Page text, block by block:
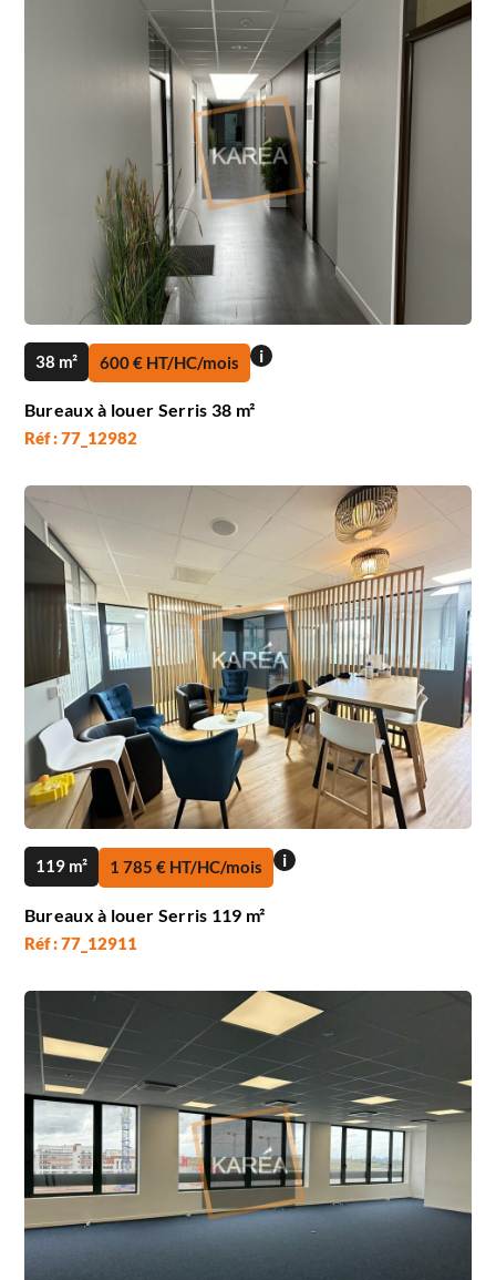
38 m² 600 € HT/HC/mois i
Bureaux à louer Serris 38 m²
Réf : 77_12982
119 m² 1 785 € HT/HC/mois i
Bureaux à louer Serris 119 m²
Réf : 77_12911